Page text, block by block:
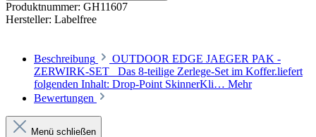
Produktnummer: GH11607
Hersteller: Labelfree
Beschreibung
OUTDOOR EDGE JAEGER PAK -
ZERWIRK-SET Das 8-teilige Zerlege-Set im Koffer.liefert
folgenden Inhalt: Drop-Point SkinnerKli… Mehr
Bewertungen
Menü schließen